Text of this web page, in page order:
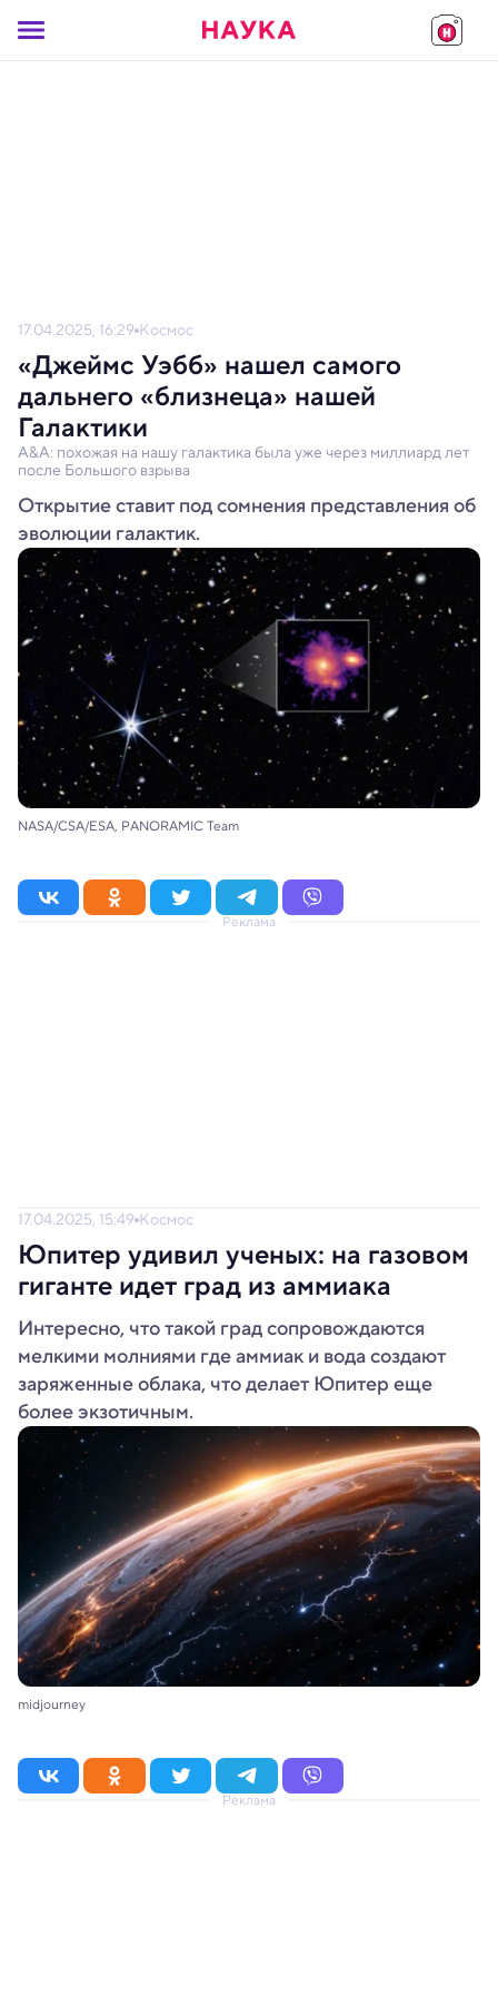
17.04.2025, 16:29 Космос
«Джеймс Уэбб» нашел самого
дальнего «близнеца» нашей
Галактики
A&A: похожая на нашу галактика была уже через миллиард лет
после Большого взрыва
Открытие ставит под сомнения представления об
эволюции галактик.
NASA/CSA/ESA, PANORAMIC Team
Реклама
17.04.2025, 15:49 Космос
Юпитер удивил ученых: на газовом
гиганте идет град из аммиака
Интересно, что такой град сопровождаются
мелкими молниями где аммиак и вода создают
заряженные облака, что делает Юпитер еще
более экзотичным.
midjourney
Реклама